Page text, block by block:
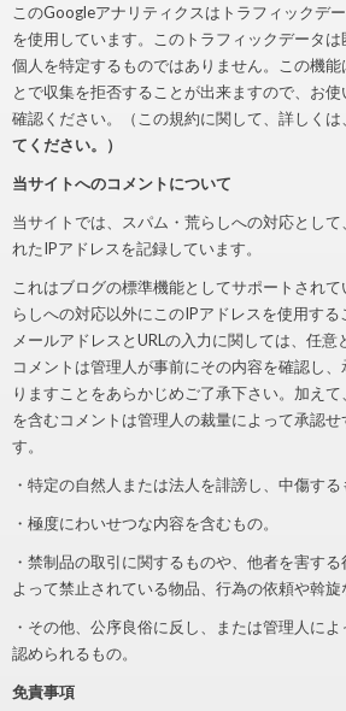
このGoogleアナリティクスはトラフィックデ
を使用しています。このトラフィックデータは
個人を特定するものではありません。この機
とで収集を拒否することが出来ますので、お
確認ください。（この規約に関して、詳しくは、
てください。）
当サイトへのコメントについて
当サイトでは、スパム・荒らしへの対応とし
れたIPアドレスを記録しています。
これはブログの標準機能としてサポートされ
らしへの対応以外にこのIPアドレスを使用する
メールアドレスとURLの入力に関しては、任
コメントは管理人が事前にその内容を確認し
りますことをあらかじめご了承下さい。加え
を含むコメントは管理人の裁量によって承認
す。
・特定の自然人または法人を誹謗し、中傷する
・極度にわいせつな内容を含むもの。
・禁制品の取引に関するものや、他者を害す
よって禁止されている物品、行為の依頼や斡旋
・その他、公序良俗に反し、または管理人に
認められるもの。
免責事項